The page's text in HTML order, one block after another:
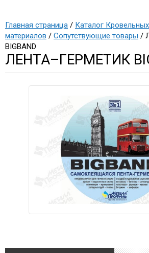
Главная страница / Каталог
материалов / Сопутствующие товары /
BIGBAND
ЛЕНТА–ГЕРМЕТИК